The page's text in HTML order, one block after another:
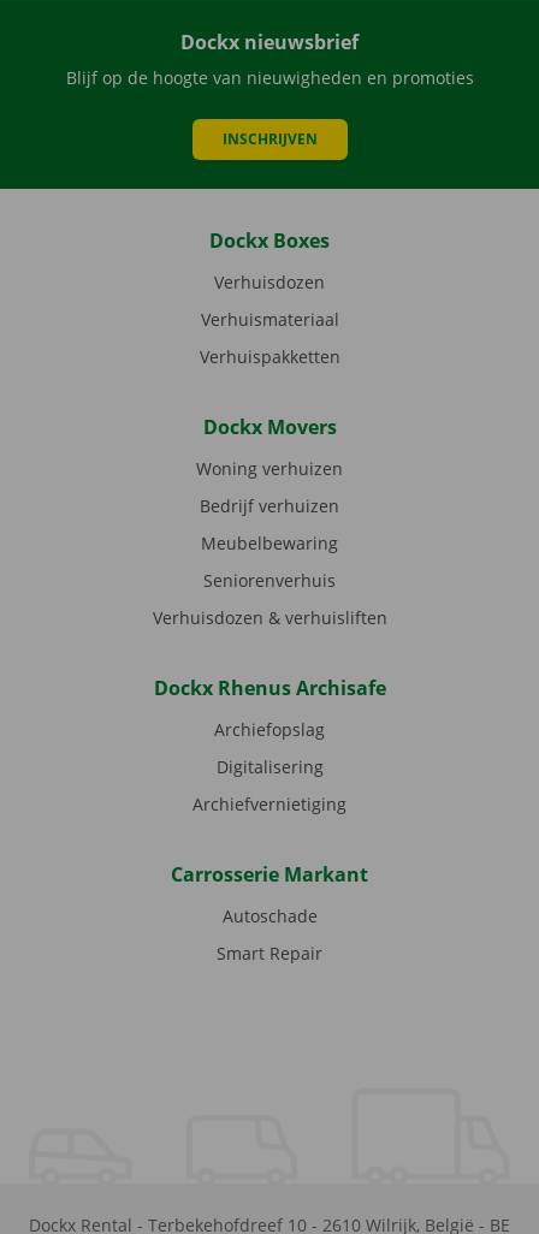
Dockx nieuwsbrief
Blijf op de hoogte van nieuwigheden en promoties
INSCHRIJVEN
Dockx Boxes
Verhuisdozen
Verhuismateriaal
Verhuispakketten
Dockx Movers
Woning verhuizen
Bedrijf verhuizen
Meubelbewaring
Seniorenverhuis
Verhuisdozen & verhuisliften
Dockx Rhenus Archisafe
Archiefopslag
Digitalisering
Archiefvernietiging
Carrosserie Markant
Autoschade
Smart Repair
Dockx Rental - Terbekehofdreef 10 - 2610 Wilrijk, België - BE